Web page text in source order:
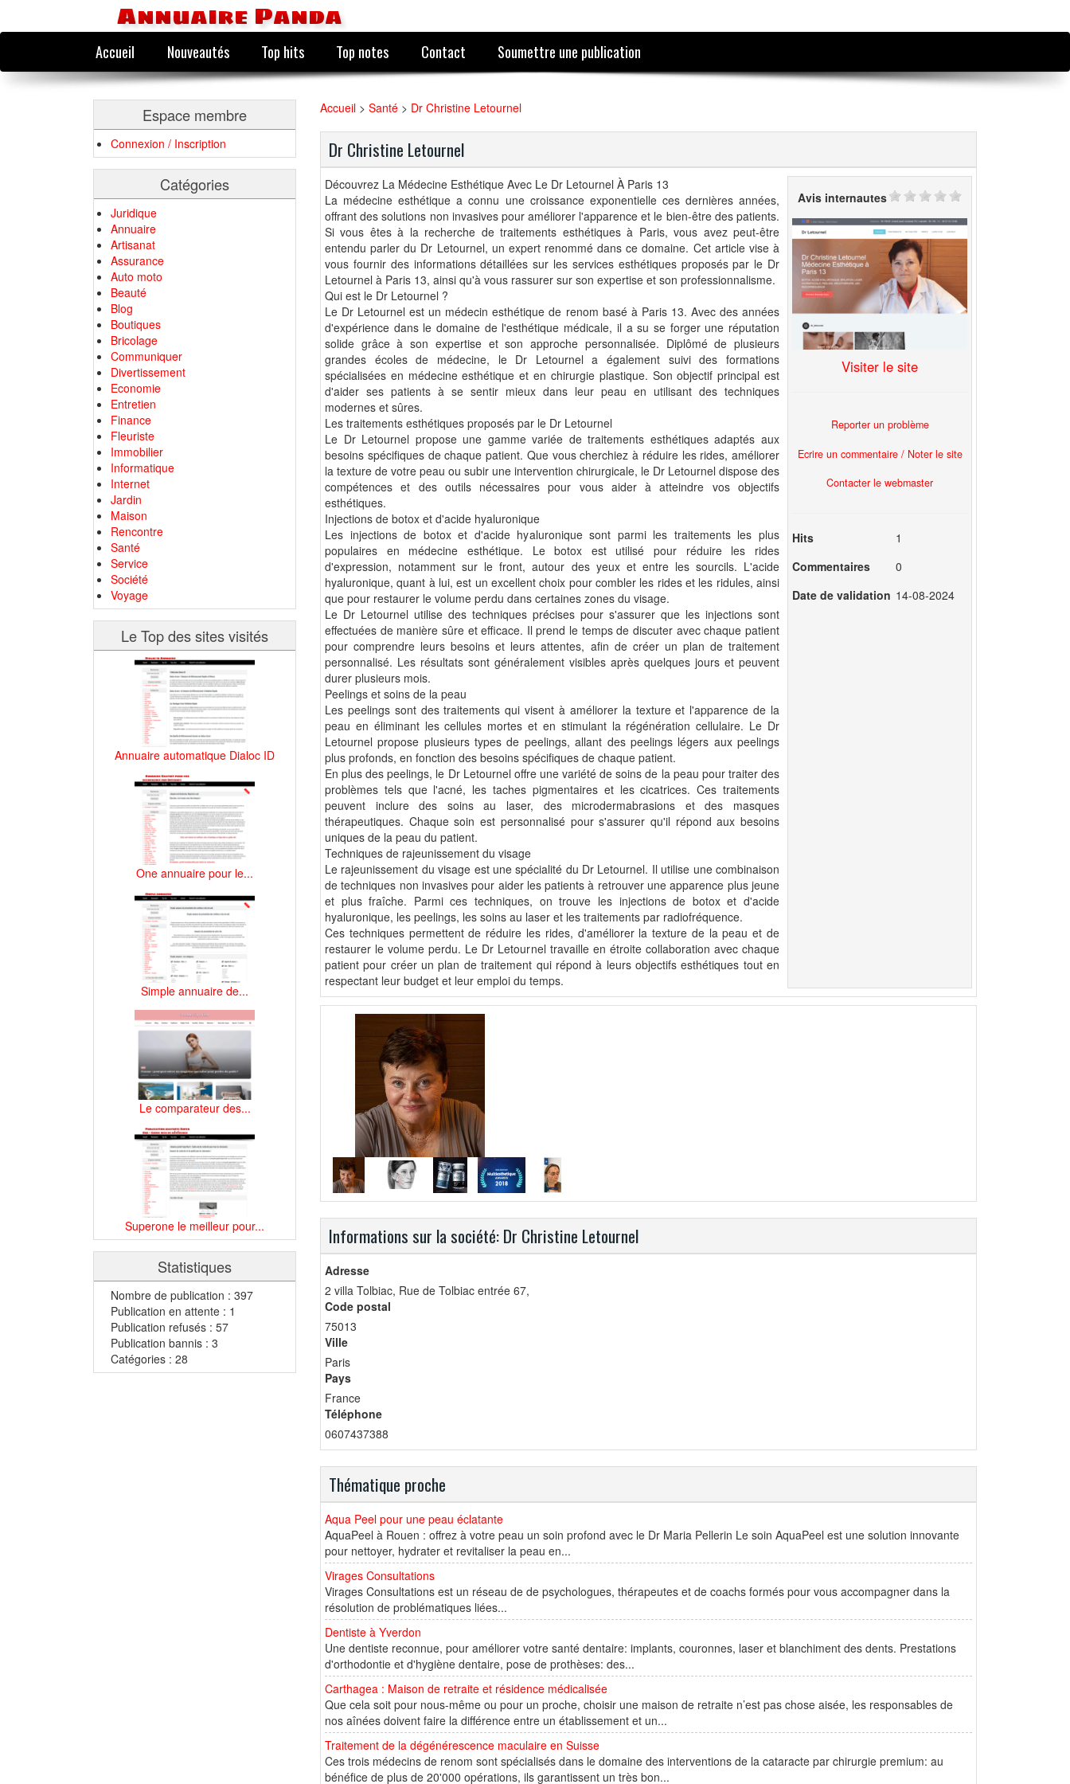
Annuaire Panda
Accueil Nouveautés Top hits Top notes Contact Soumettre une publication
Espace membre
Connexion / Inscription
Catégories
Juridique
Annuaire
Artisanat
Assurance
Auto moto
Beauté
Blog
Boutiques
Bricolage
Communiquer
Divertissement
Economie
Entretien
Finance
Fleuriste
Immobilier
Informatique
Internet
Jardin
Maison
Rencontre
Santé
Service
Société
Voyage
Le Top des sites visités
Annuaire automatique Dialoc ID
One annuaire pour le...
Simple annuaire de...
Le comparateur des...
Superone le meilleur pour...
Statistiques
Nombre de publication : 397
Publication en attente : 1
Publication refusés : 57
Publication bannis : 3
Catégories : 28
Accueil > Santé > Dr Christine Letournel
Dr Christine Letournel
Découvrez La Médecine Esthétique Avec Le Dr Letournel À Paris 13
La médecine esthétique a connu une croissance exponentielle ces dernières années,
offrant des solutions non invasives pour améliorer l'apparence et le bien-être des patients.
Si vous êtes à la recherche de traitements esthétiques à Paris, vous avez peut-être
entendu parler du Dr Letournel, un expert renommé dans ce domaine. Cet article vise à
vous fournir des informations détaillées sur les services esthétiques proposés par le Dr
Letournel à Paris 13, ainsi qu'à vous rassurer sur son expertise et son professionnalisme.
Qui est le Dr Letournel ?
Le Dr Letournel est un médecin esthétique de renom basé à Paris 13. Avec des années
d'expérience dans le domaine de l'esthétique médicale, il a su se forger une réputation
solide grâce à son expertise et son approche personnalisée. Diplômé de plusieurs
grandes écoles de médecine, le Dr Letournel a également suivi des formations
spécialisées en médecine esthétique et en chirurgie plastique. Son objectif principal est
d'aider ses patients à se sentir mieux dans leur peau en utilisant des techniques
modernes et sûres.
Les traitements esthétiques proposés par le Dr Letournel
Le Dr Letournel propose une gamme variée de traitements esthétiques adaptés aux
besoins spécifiques de chaque patient. Que vous cherchiez à réduire les rides, améliorer
la texture de votre peau ou subir une intervention chirurgicale, le Dr Letournel dispose des
compétences et des outils nécessaires pour vous aider à atteindre vos objectifs
esthétiques.
Injections de botox et d'acide hyaluronique
Les injections de botox et d'acide hyaluronique sont parmi les traitements les plus
populaires en médecine esthétique. Le botox est utilisé pour réduire les rides
d'expression, notamment sur le front, autour des yeux et entre les sourcils. L'acide
hyaluronique, quant à lui, est un excellent choix pour combler les rides et les ridules, ainsi
que pour restaurer le volume perdu dans certaines zones du visage.
Le Dr Letournel utilise des techniques précises pour s'assurer que les injections sont
effectuées de manière sûre et efficace. Il prend le temps de discuter avec chaque patient
pour comprendre leurs besoins et leurs attentes, afin de créer un plan de traitement
personnalisé. Les résultats sont généralement visibles après quelques jours et peuvent
durer plusieurs mois.
Peelings et soins de la peau
Les peelings sont des traitements qui visent à améliorer la texture et l'apparence de la
peau en éliminant les cellules mortes et en stimulant la régénération cellulaire. Le Dr
Letournel propose plusieurs types de peelings, allant des peelings légers aux peelings
plus profonds, en fonction des besoins spécifiques de chaque patient.
En plus des peelings, le Dr Letournel offre une variété de soins de la peau pour traiter des
problèmes tels que l'acné, les taches pigmentaires et les cicatrices. Ces traitements
peuvent inclure des soins au laser, des microdermabrasions et des masques
thérapeutiques. Chaque soin est personnalisé pour s'assurer qu'il répond aux besoins
uniques de la peau du patient.
Techniques de rajeunissement du visage
Le rajeunissement du visage est une spécialité du Dr Letournel. Il utilise une combinaison
de techniques non invasives pour aider les patients à retrouver une apparence plus jeune
et plus fraîche. Parmi ces techniques, on trouve les injections de botox et d'acide
hyaluronique, les peelings, les soins au laser et les traitements par radiofréquence.
Ces techniques permettent de réduire les rides, d'améliorer la texture de la peau et de
restaurer le volume perdu. Le Dr Letournel travaille en étroite collaboration avec chaque
patient pour créer un plan de traitement qui répond à leurs objectifs esthétiques tout en
respectant leur budget et leur emploi du temps.
Avis internautes
Visiter le site
Reporter un problème
Ecrire un commentaire / Noter le site
Contacter le webmaster
Hits
1
Commentaires
0
Date de validation 14-08-2024
Informations sur la société: Dr Christine Letournel
Adresse
2 villa Tolbiac, Rue de Tolbiac entrée 67,
Code postal
75013
Ville
Paris
Pays
France
Téléphone
0607437388
Thématique proche
Aqua Peel pour une peau éclatante
AquaPeel à Rouen : offrez à votre peau un soin profond avec le Dr Maria Pellerin Le soin AquaPeel est une solution innovante
pour nettoyer, hydrater et revitaliser la peau en...
Virages Consultations
Virages Consultations est un réseau de de psychologues, thérapeutes et de coachs formés pour vous accompagner dans la
résolution de problématiques liées...
Dentiste à Yverdon
Une dentiste reconnue, pour améliorer votre santé dentaire: implants, couronnes, laser et blanchiment des dents. Prestations
d'orthodontie et d'hygiène dentaire, pose de prothèses: des...
Carthagea : Maison de retraite et résidence médicalisée
Que cela soit pour nous-même ou pour un proche, choisir une maison de retraite n’est pas chose aisée, les responsables de
nos aînées doivent faire la différence entre un établissement et un...
Traitement de la dégénérescence maculaire en Suisse
Ces trois médecins de renom sont spécialisés dans le domaine des interventions de la cataracte par chirurgie premium: au
bénéfice de plus de 20'000 opérations, ils garantissent un très bon...